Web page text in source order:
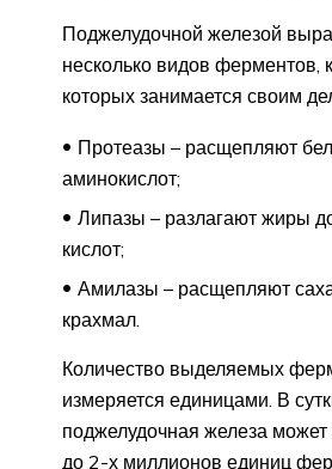
Поджелудочной железой
несколько видов ферментов,
которых занимается своим
Протеазы – расщепляют
аминокислот;
Липазы – разлагают жиры
кислот;
Амилазы – расщепляют
крахмал.
Количество выделяемых
измеряется единицами. В
поджелудочная железа
до 2-х миллионов единиц